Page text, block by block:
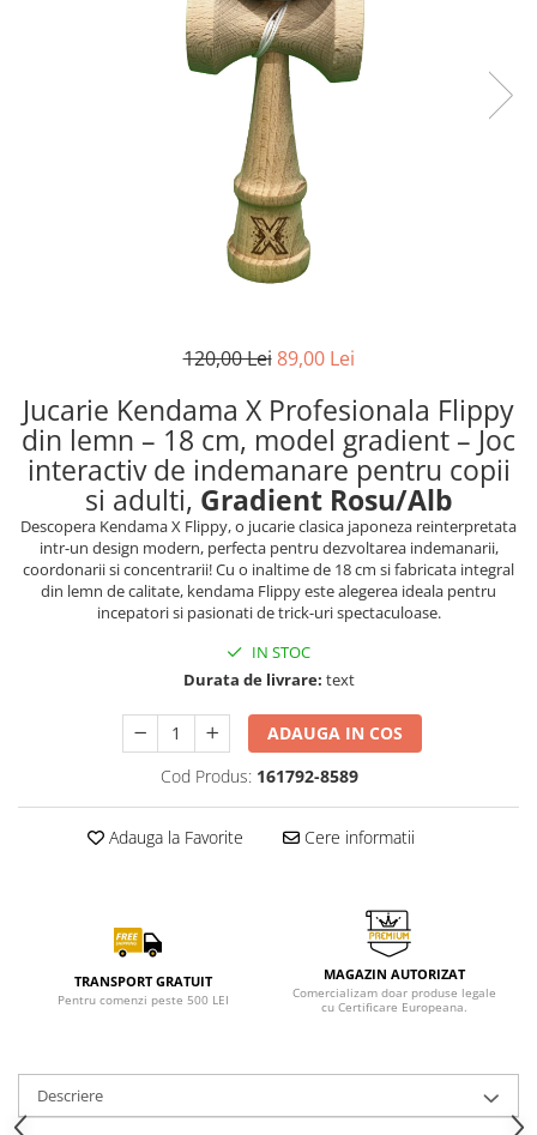
120,00 Lei 89,00 Lei
Jucarie Kendama X Profesionala Flippy
din lemn – 18 cm, model gradient – Joc
interactiv de indemanare pentru copii
si adulti, Gradient Rosu/Alb
Descopera Kendama X Flippy, o jucarie clasica japoneza reinterpretata
intr-un design modern, perfecta pentru dezvoltarea indemanarii,
coordonarii si concentrarii! Cu o inaltime de 18 cm si fabricata integral
din lemn de calitate, kendama Flippy este alegerea ideala pentru
incepatori si pasionati de trick-uri spectaculoase.
IN STOC
Durata de livrare: text
ADAUGA IN COS
Cod Produs: 161792-8589
Adauga la Favorite Cere informatii
TRANSPORT GRATUIT
Pentru comenzi peste 500 LEI
MAGAZIN AUTORIZAT
Comercializam doar produse legale
cu Certificare Europeana.
Descriere